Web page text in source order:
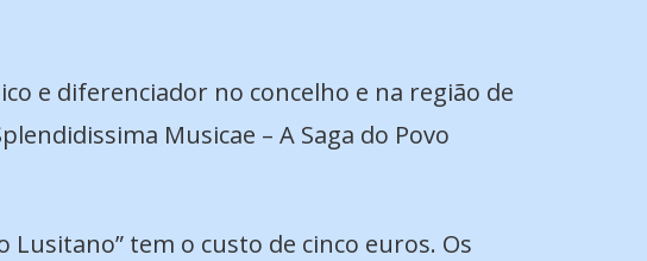
e diferenciador no concelho e na região de
Musicae – A Saga do Povo
Lusitano” tem o custo de cinco euros. Os